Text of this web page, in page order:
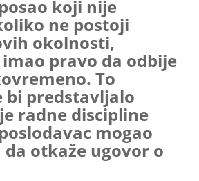
koji nije
ne postoji
okolnosti,
pravo da odbije
To
bi predstavljalo
radne discipline
mogao
otkaže ugovor o